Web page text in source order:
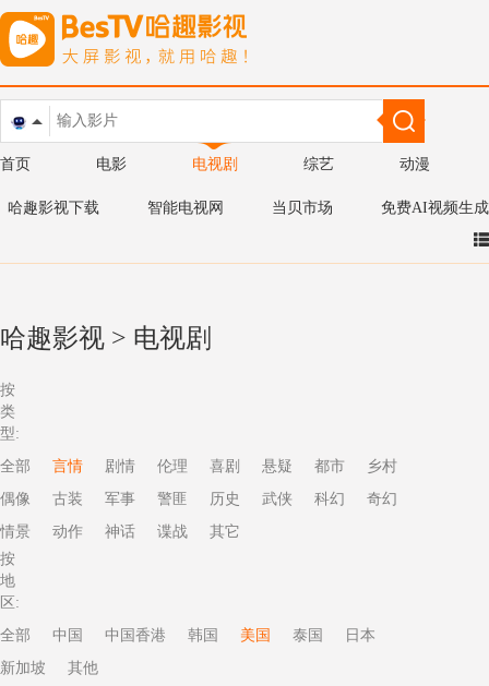
首页 电影 电视剧 综艺 动漫
哈趣影视下载 智能电视网 当贝市场 免费AI视频生成
哈趣影视 > 电视剧
按
类
型:
全部
言情 剧情 伦理 喜剧 悬疑 都市
乡村
偶像
古装 军事 警匪 历史 武侠 科幻
奇幻
情景
动作 神话 谍战
其它
按
地
区:
全部
中国 中国香港 韩国 美国 泰国
日本
新加坡
其他